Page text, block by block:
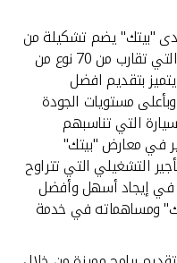
"بيتك" يضم تشكيلة من
العلامات المهمة الواسعة الانتشار والتي تقارب من 70 نوع من
بتقديم افضل
مستويات الجودة
التي تناسبهم
في معارض "بيتك"
التشغيلي التي تتراوح
أساسيا في إيجاد أسهل وأفضل
ومساهماته في خدمة